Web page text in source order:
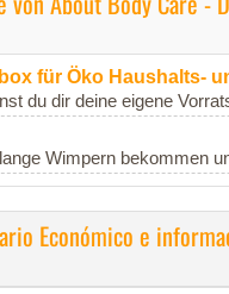
für Öko Haushalts-
du dir deine eigene
Wimpern bekommen
Económico e